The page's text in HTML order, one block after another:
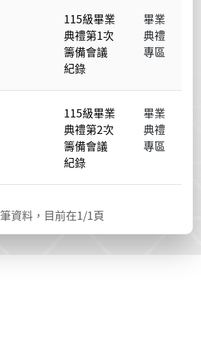
115級畢業
典禮第1次
籌備會議
紀錄
畢業
典禮
專區
115級畢業
典禮第2次
籌備會議
紀錄
畢業
典禮
專區
筆資料，目前在1/1頁